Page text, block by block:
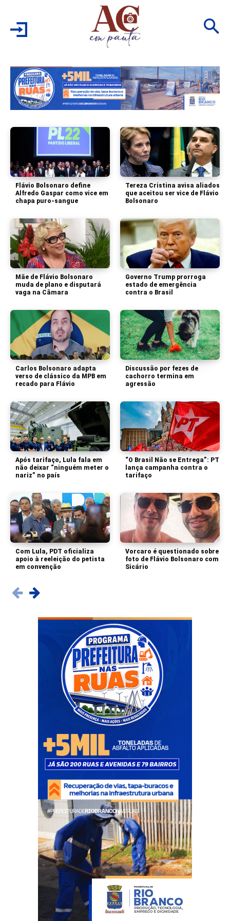
Flávio Bolsonaro define
Alfredo Gaspar como vice em
chapa puro-sangue
Tereza Cristina avisa aliados
que aceitou ser vice de Flávio
Bolsonaro
Mãe de Flávio Bolsonaro
muda de plano e disputará
vaga na Câmara
Governo Trump prorroga
estado de emergência
contra o Brasil
Carlos Bolsonaro adapta
verso de clássico da MPB em
recado para Flávio
Discussão por fezes de
cachorro termina em
agressão
Após tarifaço, Lula fala em
não deixar “ninguém meter o
nariz” no país
“O Brasil Não se Entrega”: PT
lança campanha contra o
tarifaço
Com Lula, PDT oficializa
apoio à reeleição do petista
em convenção
Vorcaro é questionado sobre
foto de Flávio Bolsonaro com
Sicário